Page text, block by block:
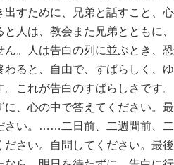
すために、兄弟と話すこと、
人は、教会また兄弟とともに
。人は告白の列に並ぶとき、
ると、自由で、すばらしく、
これが告白のすばらしさです
、心の中で答えてください。
い。……二日前、二週間前、二
さい。自問してください。最